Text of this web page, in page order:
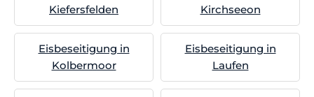
Kiefersfelden
Kirchseeon
Eisbeseitigung in
Kolbermoor
Eisbeseitigung in
Laufen